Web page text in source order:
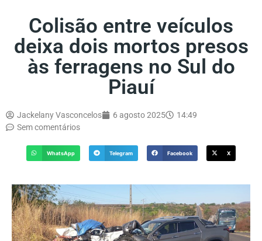
Colisão entre veículos
deixa dois mortos presos
às ferragens no Sul do
Piauí
Jackelany Vasconcelos 6 agosto 2025
14:49
Sem comentários
WhatsApp Telegram Facebook X